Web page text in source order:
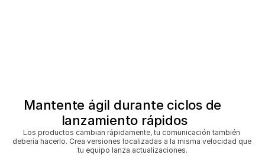
Mantente ágil durante ciclos de
lanzamiento rápidos
Los productos cambian rápidamente, tu comunicación también
debería hacerlo. Crea versiones localizadas a la misma velocidad que
tu equipo lanza actualizaciones.